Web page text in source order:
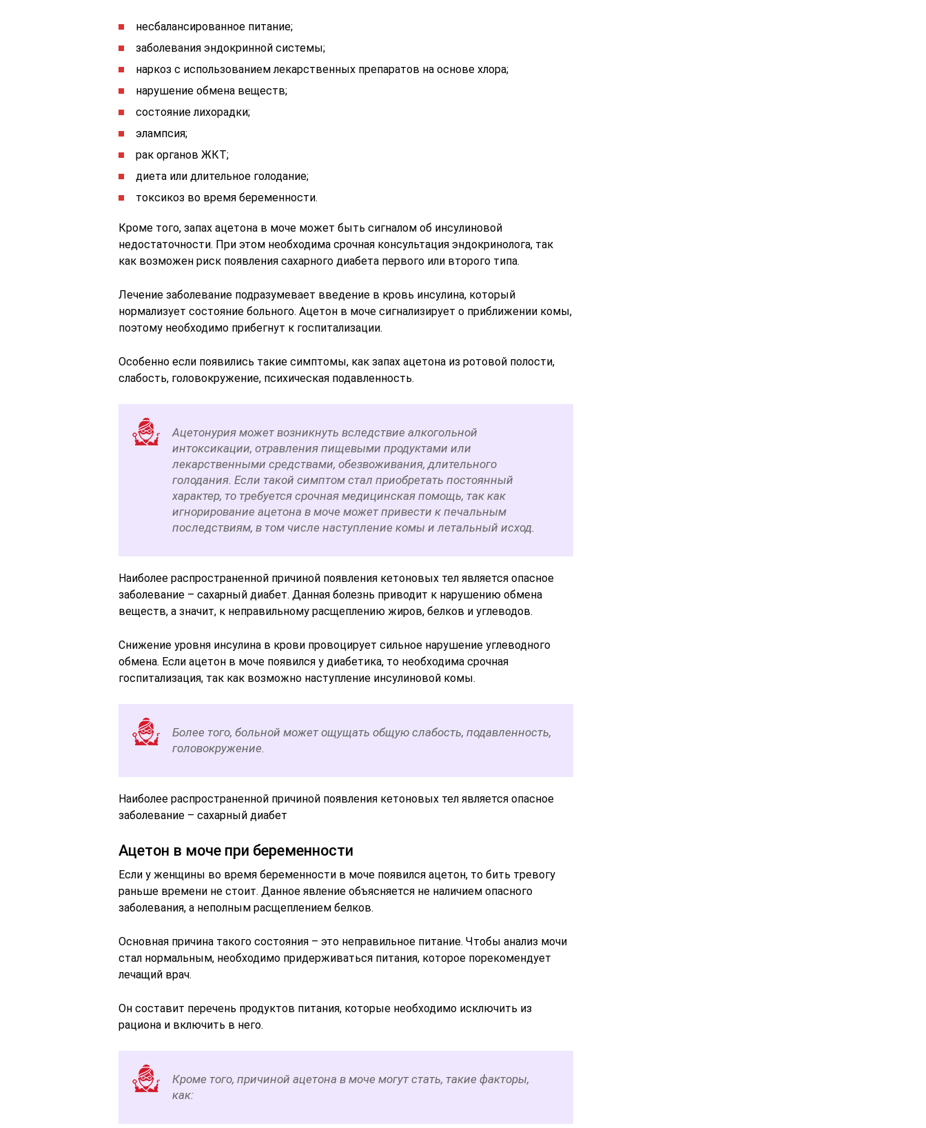
несбалансированное питание;
заболевания эндокринной системы;
наркоз с использованием лекарственных препаратов на основе хлора;
нарушение обмена веществ;
состояние лихорадки;
элампсия;
рак органов ЖКТ;
диета или длительное голодание;
токсикоз во время беременности.
Кроме того, запах ацетона в моче может быть сигналом об инсулиновой
недостаточности. При этом необходима срочная консультация эндокринолога, так
как возможен риск появления сахарного диабета первого или второго типа.
Лечение заболевание подразумевает введение в кровь инсулина, который
нормализует состояние больного. Ацетон в моче сигнализирует о приближении комы,
поэтому необходимо прибегнут к госпитализации.
Особенно если появились такие симптомы, как запах ацетона из ротовой полости,
слабость, головокружение, психическая подавленность.
Ацетонурия может возникнуть вследствие алкогольной
интоксикации, отравления пищевыми продуктами или
лекарственными средствами, обезвоживания, длительного
голодания. Если такой симптом стал приобретать постоянный
характер, то требуется срочная медицинская помощь, так как
игнорирование ацетона в моче может привести к печальным
последствиям, в том числе наступление комы и летальный исход.
Наиболее распространенной причиной появления кетоновых тел является опасное
заболевание – сахарный диабет. Данная болезнь приводит к нарушению обмена
веществ, а значит, к неправильному расщеплению жиров, белков и углеводов.
Снижение уровня инсулина в крови провоцирует сильное нарушение углеводного
обмена. Если ацетон в моче появился у диабетика, то необходима срочная
госпитализация, так как возможно наступление инсулиновой комы.
Более того, больной может ощущать общую слабость, подавленность,
головокружение.
Наиболее распространенной причиной появления кетоновых тел является опасное
заболевание – сахарный диабет
Ацетон в моче при беременности
Если у женщины во время беременности в моче появился ацетон, то бить тревогу
раньше времени не стоит. Данное явление объясняется не наличием опасного
заболевания, а неполным расщеплением белков.
Основная причина такого состояния – это неправильное питание. Чтобы анализ мочи
стал нормальным, необходимо придерживаться питания, которое порекомендует
лечащий врач.
Он составит перечень продуктов питания, которые необходимо исключить из
рациона и включить в него.
Кроме того, причиной ацетона в моче могут стать, такие факторы,
как: